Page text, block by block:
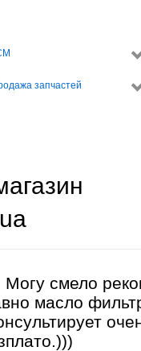
запчастей
смело
масло